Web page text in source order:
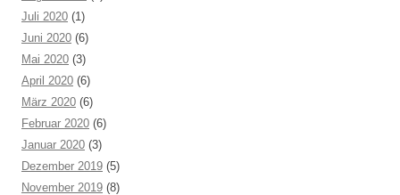
Juli 2020 (1)
Juni 2020 (6)
Mai 2020 (3)
April 2020 (6)
März 2020 (6)
Februar 2020 (6)
Januar 2020 (3)
Dezember 2019 (5)
November 2019 (8)